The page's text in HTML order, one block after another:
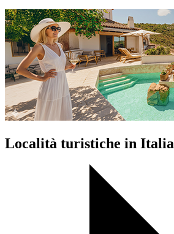
Località turistiche in Italia